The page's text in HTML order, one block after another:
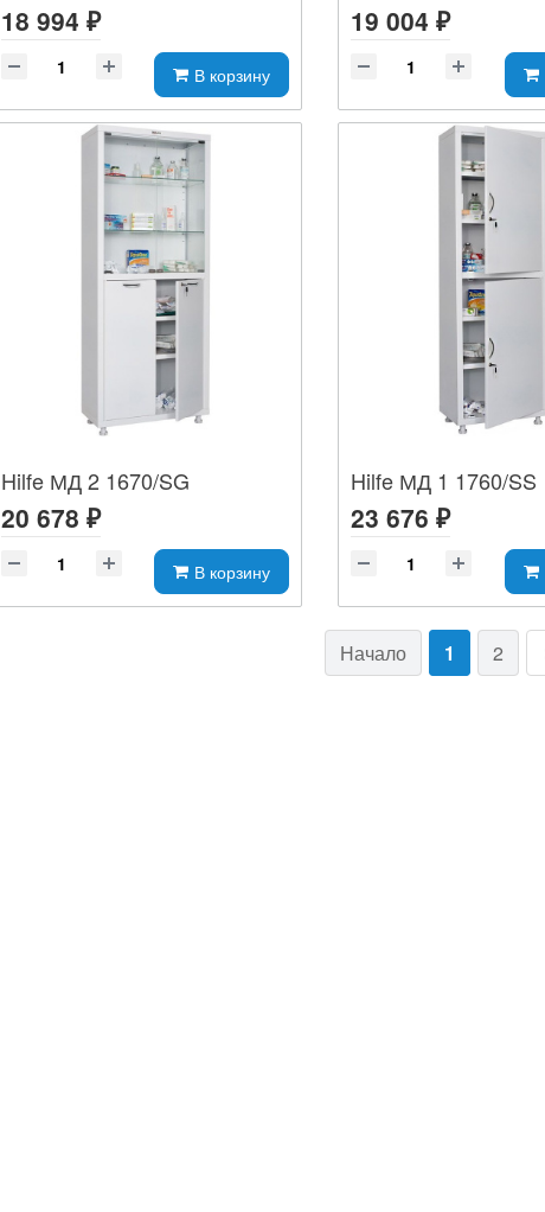
18 994 ₽
В корзину
19 004 ₽
Hilfe МД 2 1670/SG
20 678 ₽
В корзину
Hilfe МД 1 1760/SS
23 676 ₽
Начало 1 2